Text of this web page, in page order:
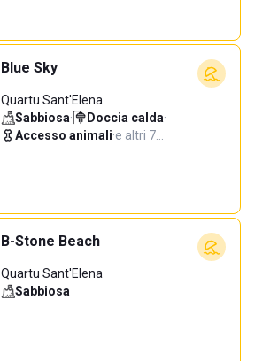
Blue Sky
Quartu Sant'Elena
Sabbiosa· Doccia calda·
Accesso animali·e altri 7…
B-Stone Beach
Quartu Sant'Elena
Sabbiosa